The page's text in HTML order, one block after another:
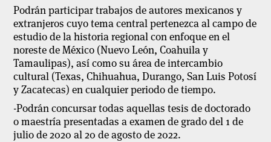
Podrán participar trabajos de autores mexicanos y
extranjeros cuyo tema central pertenezca al campo de
estudio de la historia regional con enfoque en el
noreste de México (Nuevo León, Coahuila y
Tamaulipas), así como su área de intercambio
cultural (Texas, Chihuahua, Durango, San Luis Potosí
y Zacatecas) en cualquier periodo de tiempo.
-Podrán concursar todas aquellas tesis de doctorado
o maestría presentadas a examen de grado del 1 de
julio de 2020 al 20 de agosto de 2022.